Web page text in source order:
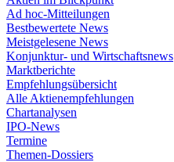
Ad hoc-Mitteilungen
Bestbewertete News
Meistgelesene News
Konjunktur- und Wirtschaftsnews
Marktberichte
Empfehlungsübersicht
Alle Aktienempfehlungen
Chartanalysen
IPO-News
Termine
Themen-Dossiers